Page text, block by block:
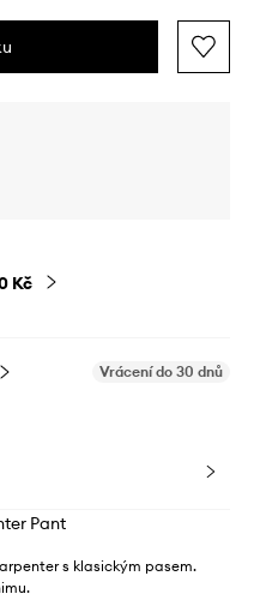
Kč
Vrácení do 30 dnů
Pant
s klasickým pasem.